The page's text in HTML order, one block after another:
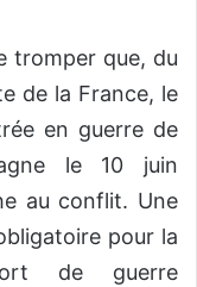
tromper que, du
de la France, le
en guerre de
le 10 juin
au conflit. Une
pour la
de guerre